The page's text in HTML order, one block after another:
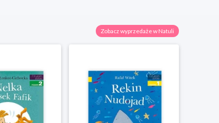
Zobacz wyprzedaże w Natuli